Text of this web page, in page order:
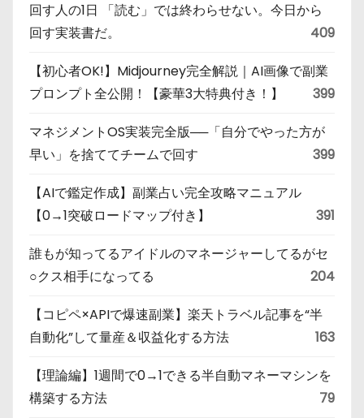
回す人の1日 「読む」では終わらせない。今日から
回す実装書だ。
409
【初心者OK!】Midjourney完全解説｜AI画像で副業
プロンプト全公開！【豪華3大特典付き！】
399
マネジメントOS実装完全版──「自分でやった方が
早い」を捨ててチームで回す
399
【AIで鑑定作成】副業占い完全攻略マニュアル
【0→1突破ロードマップ付き】
391
誰もが知ってるアイドルのマネージャーしてるがセ
○クス相手になってる
204
【コピペ×APIで爆速副業】楽天トラベル記事を“半
自動化”して量産＆収益化する方法
163
【理論編】1週間で0→1できる半自動マネーマシンを
構築する方法
79